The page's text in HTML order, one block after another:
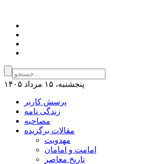
پنجشنبه، ۱۵ مرداد ۱۴۰۵
پرسش کاربر
زندگی نامه
مصاحبه
مقالات برگزیده
مهدویت
امامت و امامان
تاریخ معاصر